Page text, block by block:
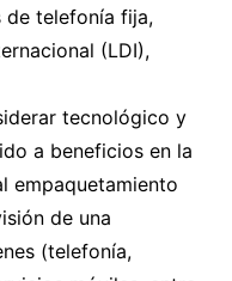
de telefonía fija,
(LDI),
tecnológico y
a beneficios en la
empaquetamiento
de una
(telefonía,